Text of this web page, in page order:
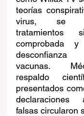
teorías
virus, se
tratamientos
comprobada
vacunas.
respaldo
presentados
declaraciones
falsas circularon